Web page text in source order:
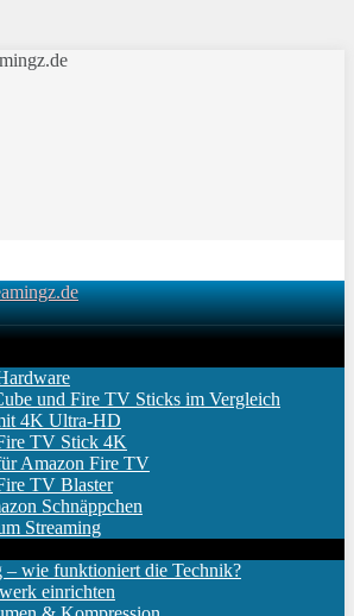
und Fire TV Sticks im Vergleich
4K Ultra-HD
TV Stick 4K
Amazon Fire TV
TV Blaster
Schnäppchen
Streaming
– wie funktioniert die Technik?
einrichten